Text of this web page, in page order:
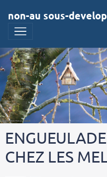
non-au sous-
CHEZ LES